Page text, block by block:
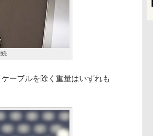
ーブルを除く重量はいずれも